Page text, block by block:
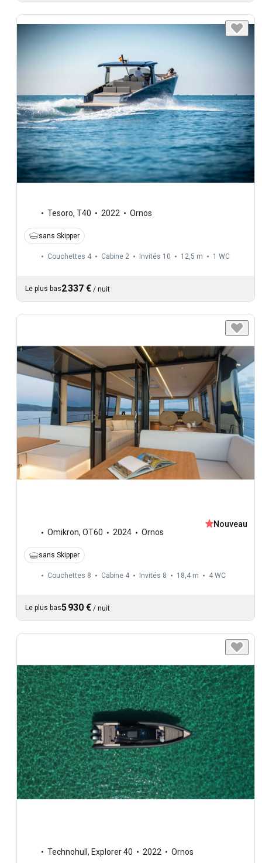
Tesoro, T40 2022 Ornos
sans Skipper
Couchettes 4 Cabine 2 Invités 10 12,5 m 1 WC
Le plus bas2 337 € / nuit
Omikron, OT60 2024 Ornos
Nouveau
sans Skipper
Couchettes 8 Cabine 4 Invités 8 18,4 m 4 WC
Le plus bas5 930 € / nuit
Technohull , Explorer 40 2022 Ornos